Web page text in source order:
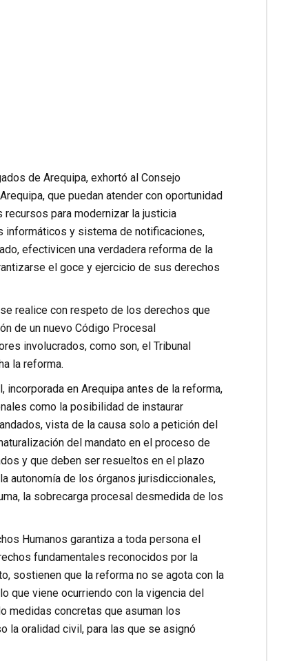
de Arequipa, exhortó al Consejo
que puedan atender con oportunidad
para modernizar la justicia
informáticos y sistema de notificaciones,
efectivicen una verdadera reforma de la
el goce y ejercicio de sus derechos
realice con respeto de los derechos que
de un nuevo Código Procesal
involucrados, como son, el Tribunal
la reforma.
en Arequipa antes de la reforma,
como la posibilidad de instaurar
vista de la causa solo a petición del
del mandato en el proceso de
y que deben ser resueltos en el plazo
autonomía de los órganos jurisdiccionales,
la sobrecarga procesal desmedida de los
Humanos garantiza a toda persona el
fundamentales reconocidos por la
sostienen que la reforma no se agota con la
que viene ocurriendo con la vigencia del
medidas concretas que asuman los
la oralidad civil, para las que se asignó